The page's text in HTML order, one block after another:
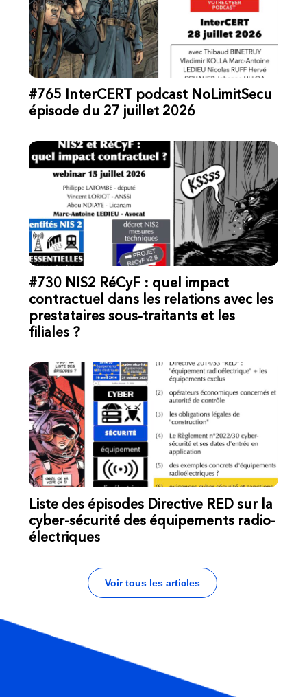
#765 InterCERT podcast NoLimitSecu
épisode du 27 juillet 2026
#730 NIS2 RéCyF : quel impact
contractuel dans les relations avec les
prestataires sous-traitants et les
filiales ?
Liste des épisodes Directive RED sur la
cyber-sécurité des équipements radio-
électriques
Voir tous les articles